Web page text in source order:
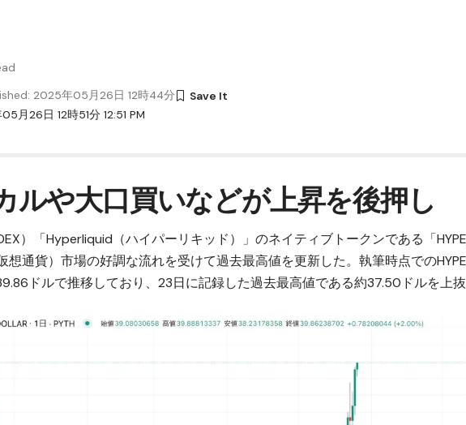
月26日 12時51分 12:51 PM
2025年05月26日 12時44分
ルや大口買いなどが上昇を後押し
）「Hyperliquid（ハイパーリキッド） 」のネイティブトークンである「
想通貨）市場の好調な流れを受けて過去最高値を更新した。執筆時点での
ドルで推移しており、23日に記録した過去最高値である約37.50ドルを上